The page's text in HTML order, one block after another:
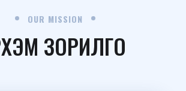
OUR MISSION
ЗОРИЛГО